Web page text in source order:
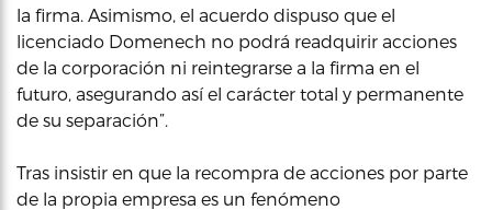
la firma. Asimismo, el acuerdo dispuso que el
licenciado Domenech no podrá readquirir acciones
de la corporación ni reintegrarse a la firma en el
futuro, asegurando así el carácter total y permanente
de su separación”.
Tras insistir en que la recompra de acciones por parte
de la propia empresa es un fenómeno